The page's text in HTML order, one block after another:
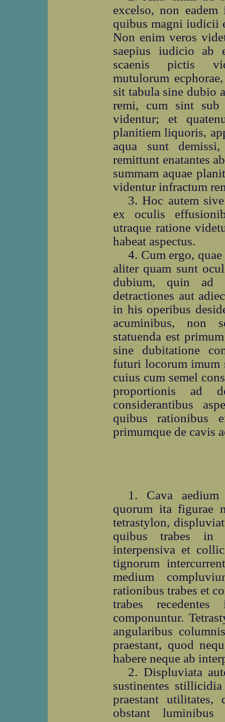
excelso, non
quibus magni iudicii
Non enim veros
saepius iudicio ab
scaenis pictis
mutulorum
sit tabula sine dubio
remi, cum sint sub
videntur; et
planitiem liquoris,
aqua sunt
remittunt enatantes
summam aquae
videntur infractum
3. Hoc autem
ex oculis
utraque ratione
habeat aspectus.
4. Cum ergo,
aliter quam sunt
dubium, quin ad
detractiones aut
in his operibus
acuminibus, non
statuenda est
sine dubitatione
futuri locorum imum
cuius cum semel
proportionis ad
considerantibus
quibus rationibus
primumque de cavis
1. Cava aedium
quorum ita figurae
tetrastylon,
quibus trabes in
interpensiva et
tignorum
medium
rationibus trabes et
trabes
componuntur.
angularibus
praestant, quod
habere neque ab
2. Displuviata
sustinentes
praestant utilitates,
obstant